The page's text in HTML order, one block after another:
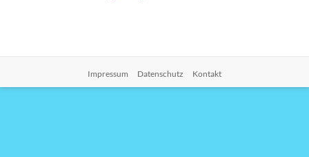
Impressum Datenschutz Kontakt